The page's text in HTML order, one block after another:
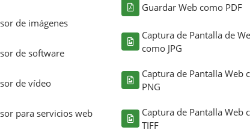
de imágenes
de software
de vídeo
para servicios web
Guardar Web como PDF
Captura de Pantalla de
como JPG
Captura de Pantalla Web
PNG
Captura de Pantalla Web
TIFF